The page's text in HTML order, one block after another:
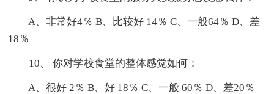
A、非常好4％ B、比较好 14％ C、一般64％ D、差
18％
10、 你对学校食堂的整体感觉如何：
A、很好 2％ B、好 18％ C、一般 60％ D、差20％